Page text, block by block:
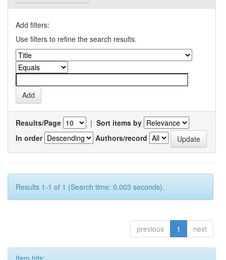
Add filters:
Use filters to refine the search results.
Results/Page | Sort items by
In order
Authors/record
Results 1-1 of 1 (Search time: 0.003 seconds).
previous 1 next
Item hits: